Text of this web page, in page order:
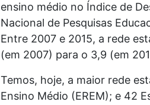
ensino médio no Índice de
Nacional de Pesquisas
Entre 2007 e 2015, a rede
(em 2007) para o 3,9 (em
Temos, hoje, a maior rede
Ensino Médio (EREM); e 42